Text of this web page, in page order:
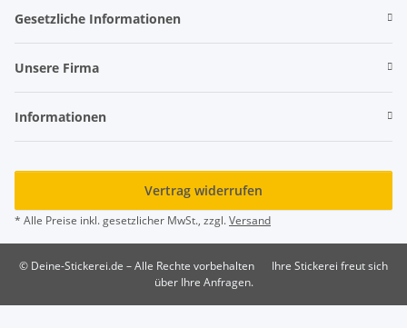
Gesetzliche Informationen
Unsere Firma
Informationen
Vertrag widerrufen
* Alle Preise inkl. gesetzlicher MwSt., zzgl.Versand
© Deine-Stickerei.de – Alle Rechte vorbehalten
Ihre Stickerei freut sich
über Ihre Anfragen.